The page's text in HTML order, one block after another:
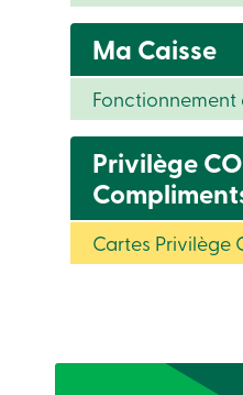
Ma Caisse
Privilège
Cartes Privilège